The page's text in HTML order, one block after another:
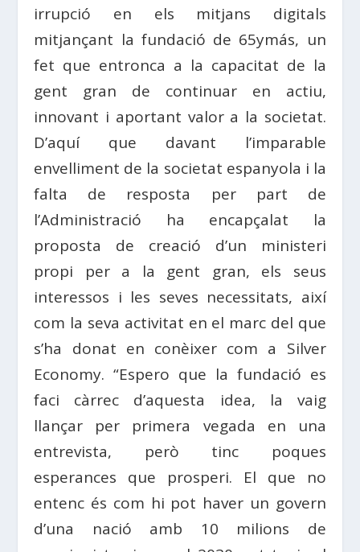
irrupció en els mitjans digitals
mitjançant la fundació de 65ymás, un
fet que entronca a la capacitat de la
gent gran de continuar en actiu,
innovant i aportant valor a la societat.
D’aquí que davant l’imparable
envelliment de la societat espanyola i la
falta de resposta per part de
l’Administració ha encapçalat la
proposta de creació d’un ministeri
propi per a la gent gran, els seus
interessos i les seves necessitats, així
com la seva activitat en el marc del que
s’ha donat en conèixer com a Silver
Economy. “Espero que la fundació es
faci càrrec d’aquesta idea, la vaig
llançar per primera vegada en una
entrevista, però tinc poques
esperances que prosperi. El que no
entenc és com hi pot haver un govern
d’una nació amb 10 milions de